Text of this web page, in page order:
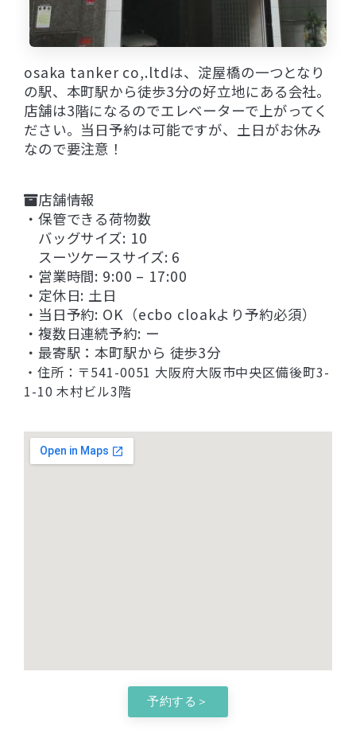
osaka tanker co,.ltdは、淀屋橋の一つとなり
の駅、本町駅から徒歩3分の好立地にある会社。
店舗は3階になるのでエレベーターで上がってく
ださい。当日予約は可能ですが、土日がお休み
なので要注意！
店舗情報
・保管できる荷物数
バッグサイズ: 10
スーツケースサイズ: 6
・営業時間: 9:00 – 17:00
・定休日: 土日
・当日予約: OK（ecbo cloakより予約必須）
・複数日連続予約: ー
・最寄駅：本町駅から 徒歩3分
・住所：〒541-0051 大阪府大阪市中央区備後町3-
1-10 木村ビル3階
予約する＞